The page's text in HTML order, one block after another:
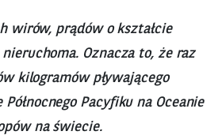
wirów, prądów o kształcie
Oznacza to, że raz
kilogramów pływającego
Pacyfiku na Oceanie
na świecie.